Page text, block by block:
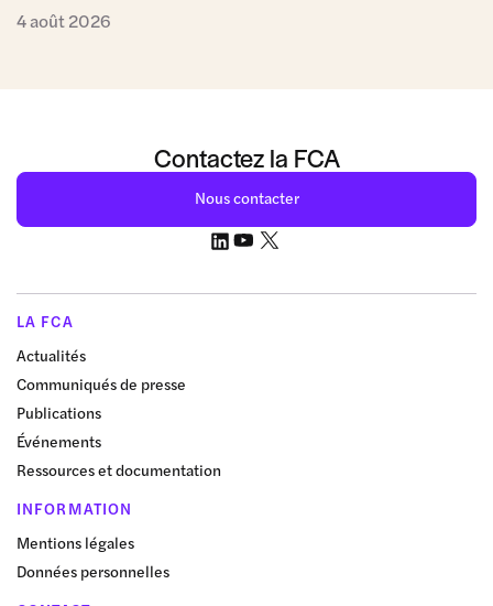
4 août 2026
Contactez la FCA
Nous contacter
LA FCA
Actualités
Communiqués de presse
Publications
Événements
Ressources et documentation
INFORMATION
Mentions légales
Données personnelles